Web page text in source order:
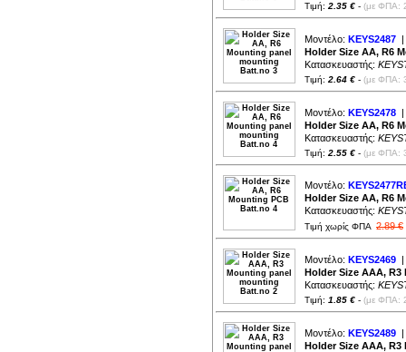
Τιμή: 2.35 € - (με ΦΠΑ:
Μοντέλο: KEYS2487 |
Holder Size AA, R6
Κατασκευαστής:
Τιμή: 2.64 € - (με ΦΠΑ:
Μοντέλο: KEYS2478 |
Holder Size AA, R6
Κατασκευαστής:
Τιμή: 2.55 € - (με ΦΠΑ:
Μοντέλο:
Holder Size AA, R6
Κατασκευαστής:
Τιμή χωρίς ΦΠΑ 2.89 €
Μοντέλο: KEYS2469 |
Holder Size AAA,
Κατασκευαστής:
Τιμή: 1.85 € - (με ΦΠΑ:
Μοντέλο: KEYS2489 |
Holder Size AAA,